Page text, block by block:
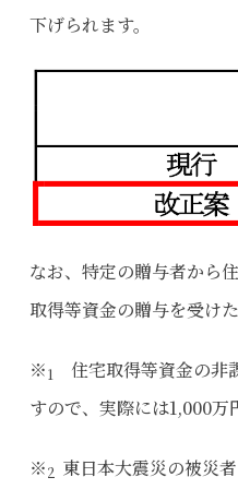
下げられます。
なお、特定の贈与者から
取得等資金の贈与を受け
※1
住宅取得等資金の非
すので、実際には1,000万
※2 東日本大震災の被災